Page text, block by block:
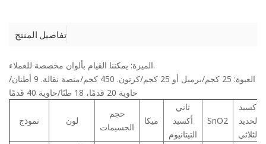
تفاصيل المنتج
الميزة: يمكننا القيام بألوان مخصصة للعملاء.
العبوة: 25 كجم/برميل أو 25 كجم/كرتون. 450 كجم/منصة نقالة. 9 أطنان/
حاوية 20 قدمًا، 18 طنًا/حاوية 40 قدمًا
نموذج لون
حجم
الجسيمات
ميكا
ثاني
أكسيد
التيتانيوم
SnO2
أكسيد
الحديد
الثلاثي